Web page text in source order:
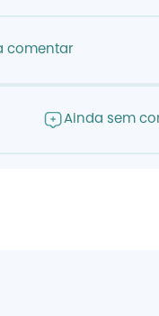
comentar
Ainda sem